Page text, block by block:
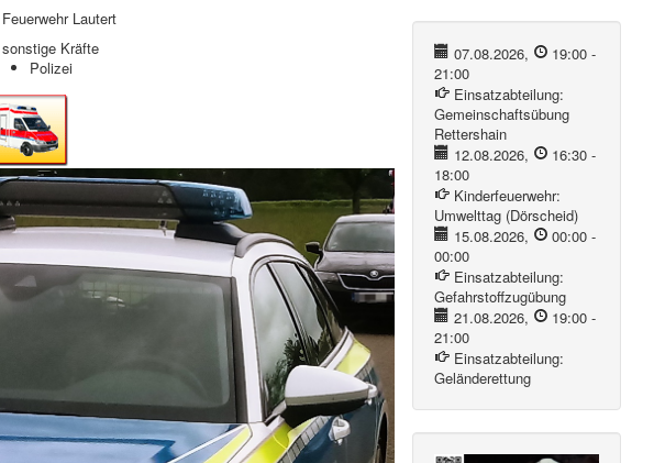
Feuerwehr Lautert
sonstige Kräfte
Polizei
07.08.2026, 19:00-
21:00
Einsatzabteilung:
Gemeinschaftsübung
Rettershain
12.08.2026, 16:30-
18:00
Kinderfeuerwehr:
Umwelttag (Dörscheid)
15.08.2026, 00:00-
00:00
Einsatzabteilung:
Gefahrstoffzugübung
21.08.2026, 19:00-
21:00
Einsatzabteilung:
Geländerettung